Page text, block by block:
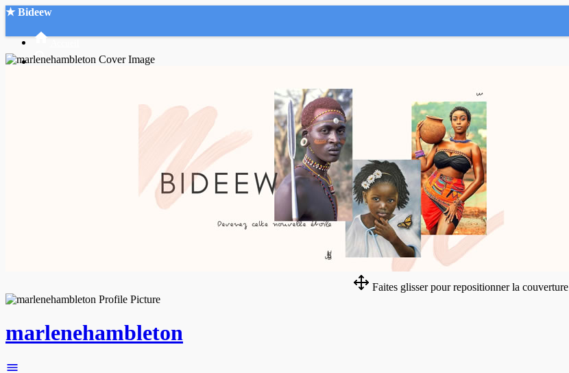
★ Bideew
Faites glisser pour repositionner la couverture
marlenehambleton